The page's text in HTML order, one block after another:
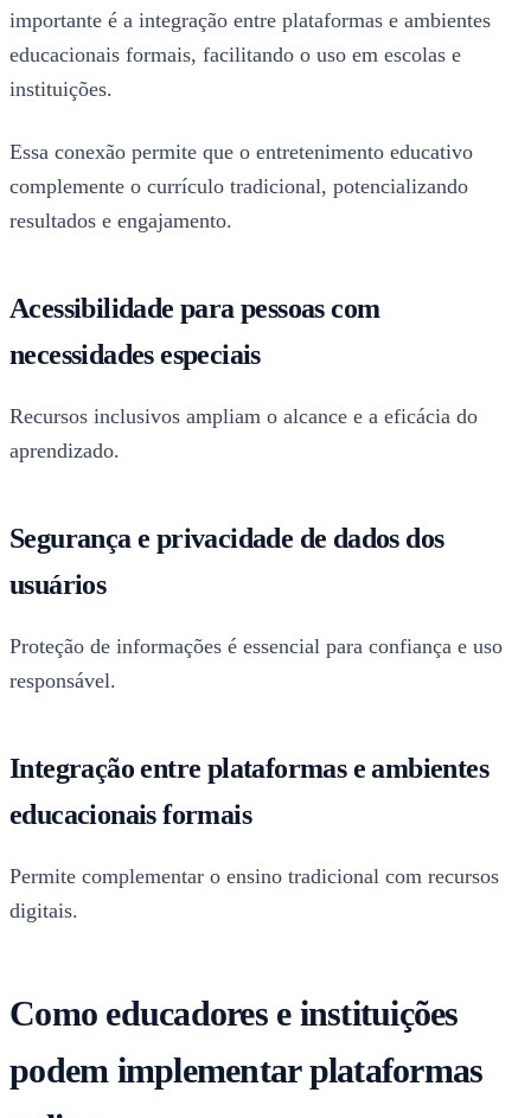
importante é a integração entre plataformas e ambientes
educacionais formais, facilitando o uso em escolas e
instituições.
Essa conexão permite que o entretenimento educativo
complemente o currículo tradicional, potencializando
resultados e engajamento.
Acessibilidade para pessoas com
necessidades especiais
Recursos inclusivos ampliam o alcance e a eficácia do
aprendizado.
Segurança e privacidade de dados dos
usuários
Proteção de informações é essencial para confiança e uso
responsável.
Integração entre plataformas e ambientes
educacionais formais
Permite complementar o ensino tradicional com recursos
digitais.
Como educadores e instituições
podem implementar plataformas